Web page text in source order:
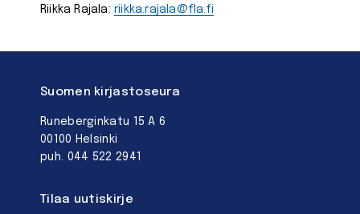
Riikka Rajala: riikka.rajala@fla.fi
Suomen kirjastoseura
Runeberginkatu 15 A 6
00100 Helsinki
puh. 044 522 2941
Tilaa uutiskirje